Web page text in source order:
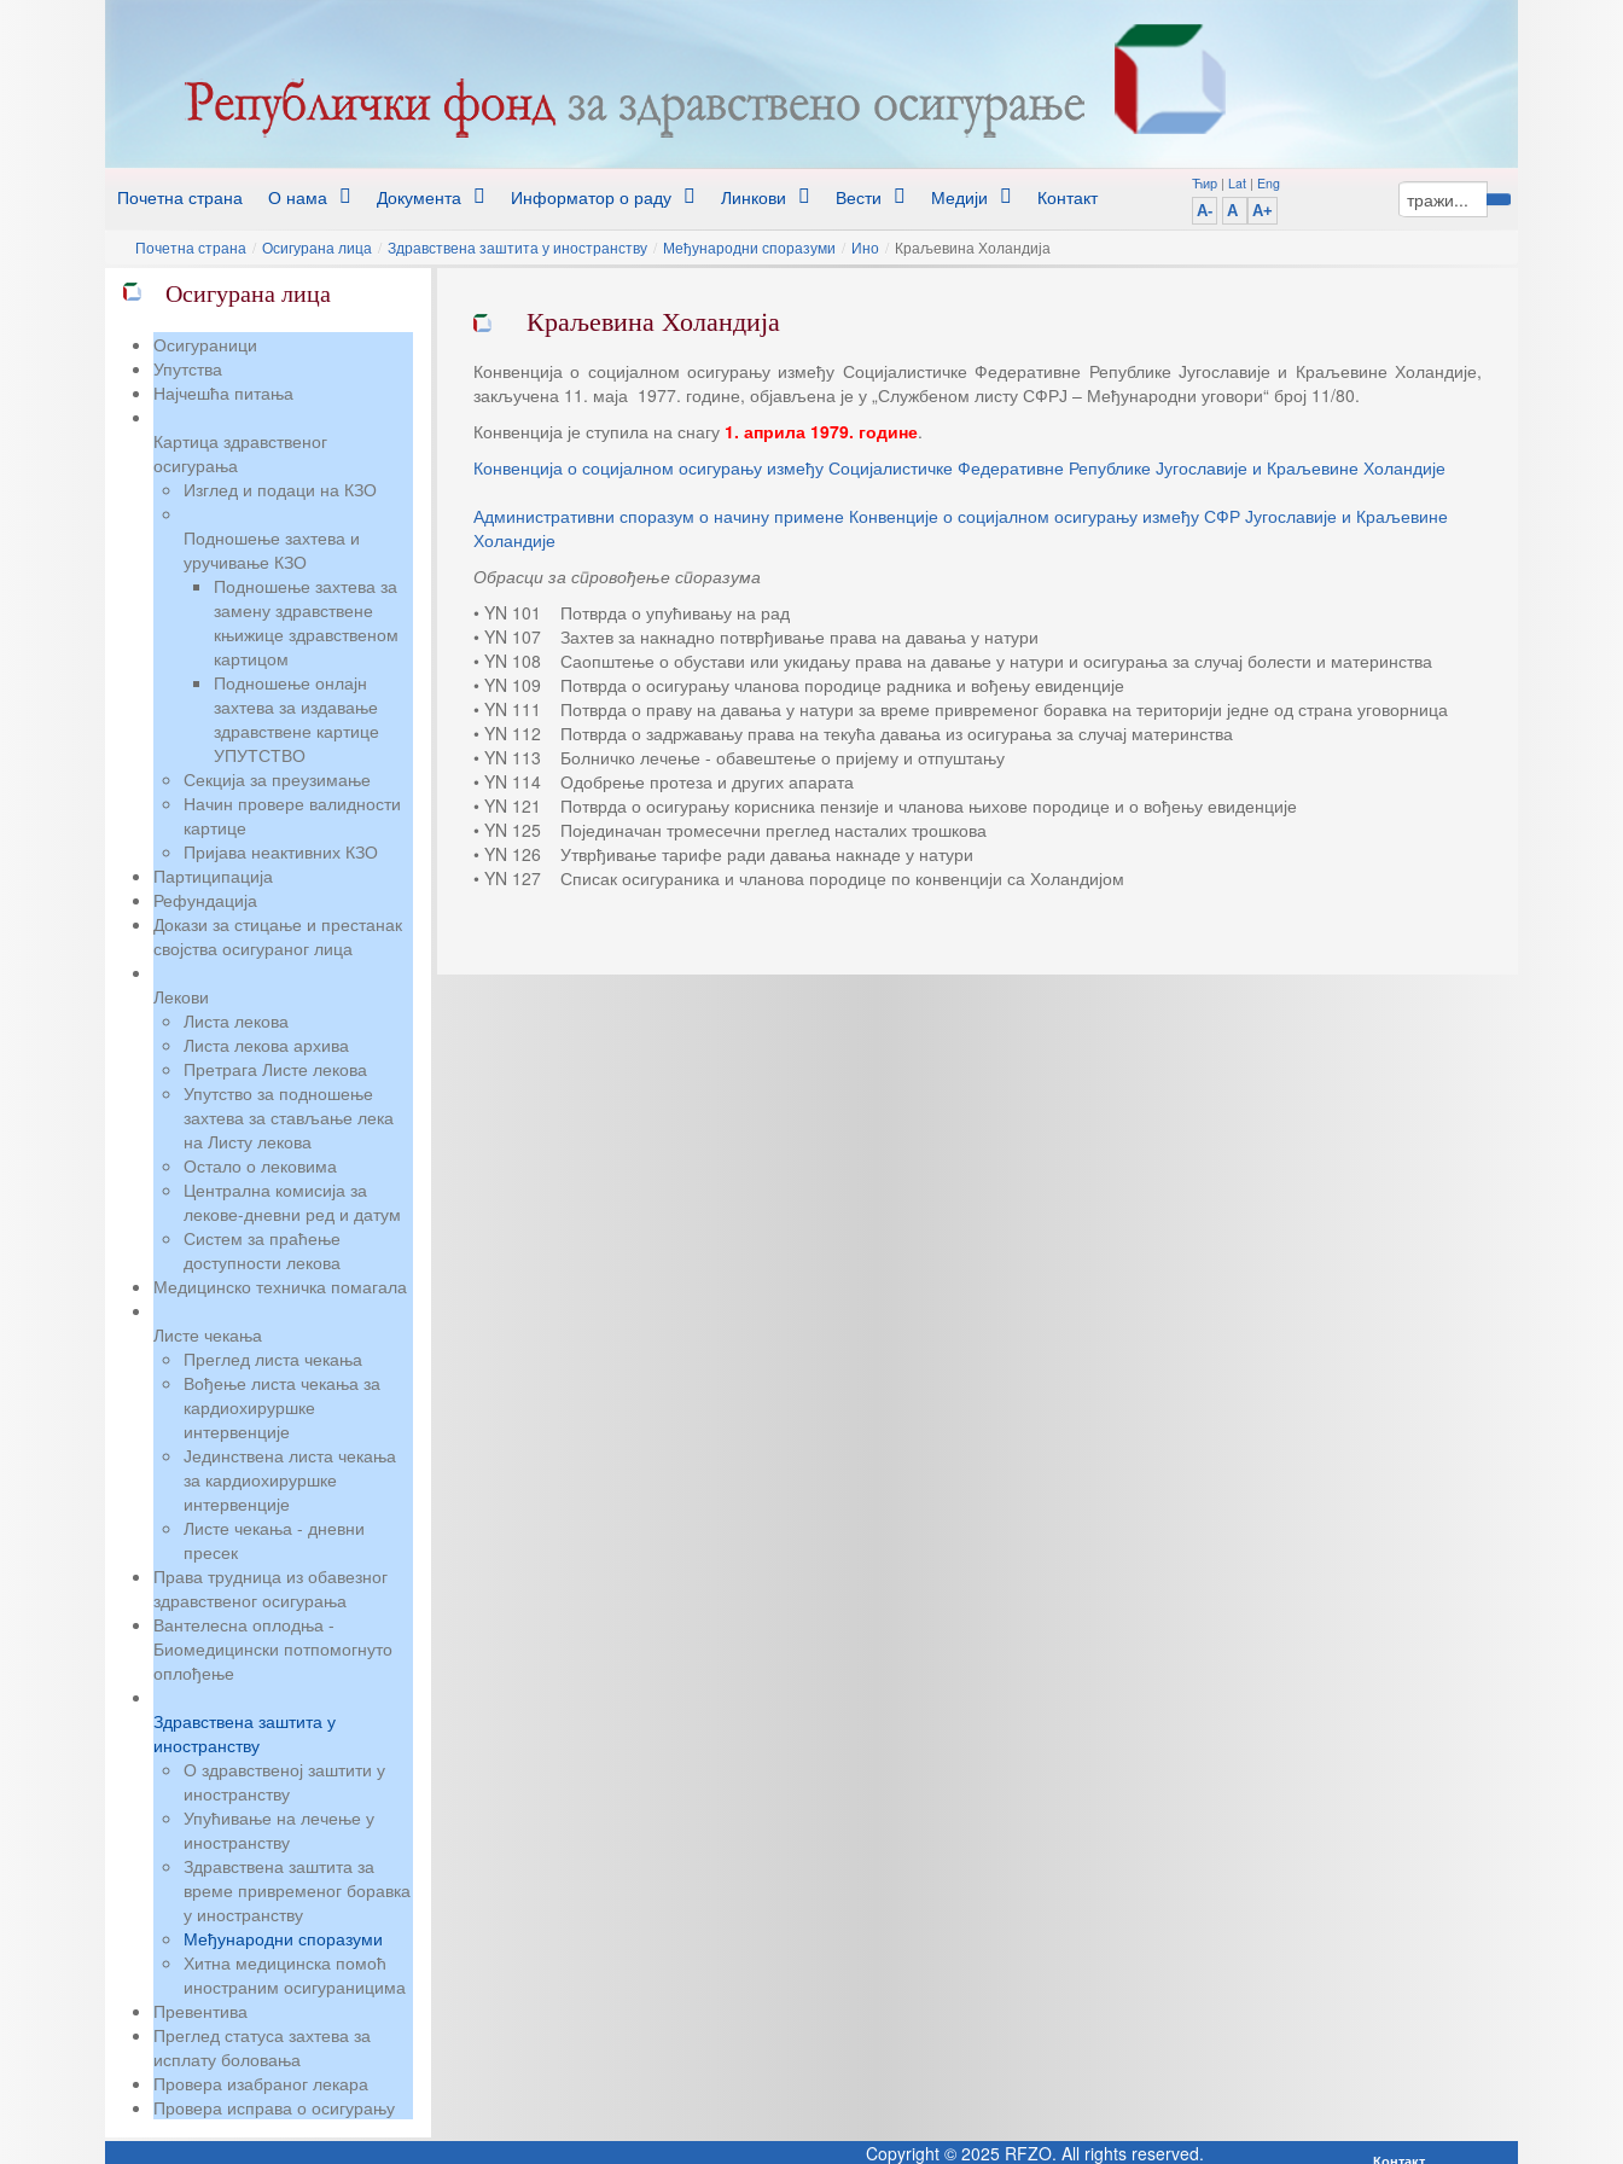
Почетна страна О нама Документа Информатор о раду Линкови Вести Медији Контакт
Ћир| Lat| Eng
A-
A A+
Почетна страна / Осигурана лица / Здравствена заштита у иностранству / Међународни споразуми / Ино / Краљевина Холандија
Осигурана лица
Осигураници
Упутства
Најчешћа питања
Картица здравственог
осигурања
Изглед и подаци на КЗО
Подношење захтева и
уручивање КЗО
Подношење захтева за
замену здравствене
књижице здравственом
картицом
Подношење онлајн
захтева за издавање
здравствене картице
УПУТСТВО
Секција за преузимање
Начин провере валидности
картице
Пријава неактивних КЗО
Партиципација
Рефундација
Докази за стицање и престанак
својства осигураног лица
Лекови
Листа лекова
Листа лекова архива
Претрага Листе лекова
Упутство за подношење
захтева за стављање лека
на Листу лекова
Остало о лековима
Централна комисија за
лекове-дневни ред и датум
Систем за праћење
доступности лекова
Медицинско техничка помагала
Листе чекања
Преглед листа чекања
Вођење листа чекања за
кардиохируршке
интервенције
Јединствена листа чекања
за кардиохируршке
интервенције
Листе чекања - дневни
пресек
Права трудница из обавезног
здравственог осигурања
Вантелесна оплодња -
Биомедицински потпомогнуто
оплођење
Здравствена заштита у
иностранству
О здравственој заштити у
иностранству
Упућивање на лечење у
иностранству
Здравствена заштита за
време привременог боравка
у иностранству
Међународни споразуми
Хитна медицинска помоћ
иностраним осигураницима
Превентива
Преглед статуса захтева за
исплату боловања
Провера изабраног лекара
Провера исправа о осигурању
Краљевина Холандија
Конвенција о социјалном осигурању између Социјалистичке Федеративне Републике Југославије и Краљевине Холандије,
закључена 11. маја 1977. године, објављена је у „Службеном листу СФРЈ – Међународни уговори“ број 11/80.
Конвенција је ступила на снагу 1. априла 1979. године.
Конвенција о социјалном осигурању између Социјалистичке Федеративне Републике Југославије и Краљевине Холандије
Административни споразум о начину примене Конвенције о социјалном осигурању између СФР Југославије и Краљевине
Холандије
Обрасци за спровођење споразума
• YN 101 Потврда о упућивању на рад
• YN 107 Захтев за накнадно потврђивање права на давања у натури
• YN 108 Саопштење о обустави или укидању права на давање у натури и осигурања за случај болести и материнства
• YN 109 Потврда о осигурању чланова породице радника и вођењу евиденције
• YN 111 Потврда о праву на давања у натури за време привременог боравка на територији једне од страна уговорница
• YN 112 Потврда о задржавању права на текућа давања из осигурања за случај материнства
• YN 113 Болничко лечење - обавештење о пријему и отпуштању
• YN 114 Одобрење протеза и других апарата
• YN 121 Потврда о осигурању корисника пензије и чланова њихове породице и о вођењу евиденције
• YN 125 Појединачан тромесечни преглед насталих трошкова
• YN 126 Утврђивање тарифе ради давања накнаде у натури
• YN 127 Списак осигураника и чланова породице по конвенцији са Холандијом
Copyright © 2025 RFZO. All rights reserved.